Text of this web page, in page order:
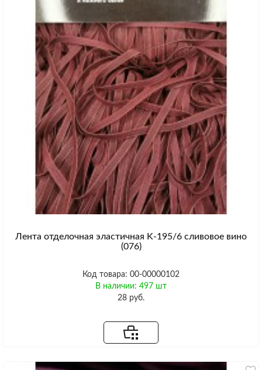
Лента отделочная эластичная K-195/6 сливовое вино
(076)
Код товара: 00-00000102
В наличии: 497 шт
28 руб.